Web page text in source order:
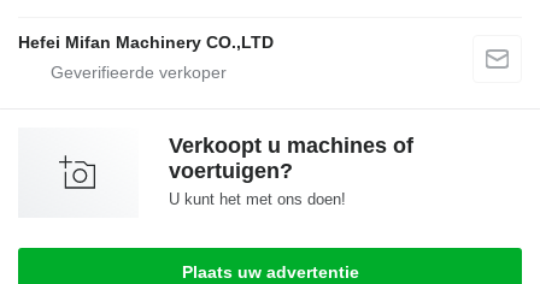
Hefei Mifan Machinery CO.,LTD
Verkoopt u machines of
voertuigen?
U kunt het met ons doen!
Plaats uw advertentie